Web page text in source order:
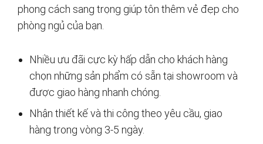
phong cách sang trọng giúp tôn thêm vẻ đẹp cho
phòng ngủ của bạn.
Nhiều ưu đãi cực kỳ hấp dẫn cho khách hàng
chọn những sản phẩm có sẵn tại showroom và
được giao hàng nhanh chóng.
Nhận thiết kế và thi công theo yêu cầu, giao
hàng trong vòng 3-5 ngày.